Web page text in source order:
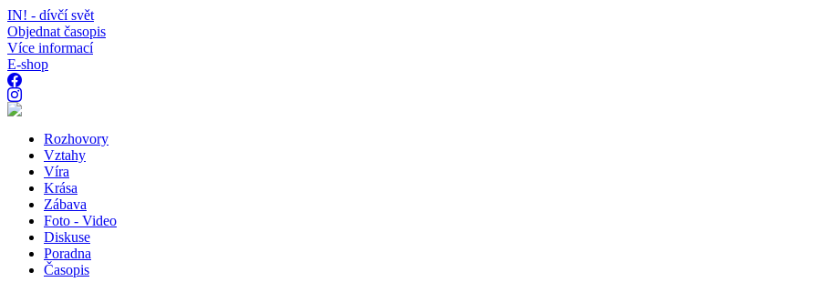
IN! - dívčí svět
Objednat časopis
Více informací
E-shop
Rozhovory
Vztahy
Víra
Krása
Zábava
Foto - Video
Diskuse
Poradna
Časopis